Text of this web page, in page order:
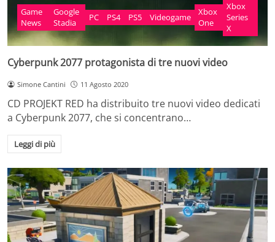
Game
News
Google
Stadia
PC PS4 PS5 Videogame
Xbox
One
Xbox
Series
X
Cyberpunk 2077 protagonista di tre nuovi video
Simone Cantini 11 Agosto 2020
CD PROJEKT RED ha distribuito tre nuovi video dedicati
a Cyberpunk 2077, che si concentrano…
Leggi di più